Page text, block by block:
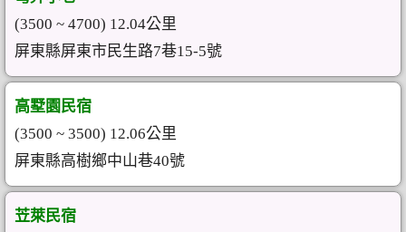
(3500 ~ 4700) 12.04公里
屏東縣屏東市民生路7巷15-5號
高墅園民宿
(3500 ~ 3500) 12.06公里
屏東縣高樹鄉中山巷40號
苙萊民宿